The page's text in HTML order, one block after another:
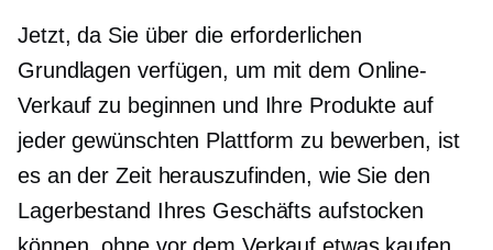
Jetzt, da Sie über die erforderlichen
Grundlagen verfügen, um mit dem Online-
Verkauf zu beginnen und Ihre Produkte auf
jeder gewünschten Plattform zu bewerben, ist
es an der Zeit herauszufinden, wie Sie den
Lagerbestand Ihres Geschäfts aufstocken